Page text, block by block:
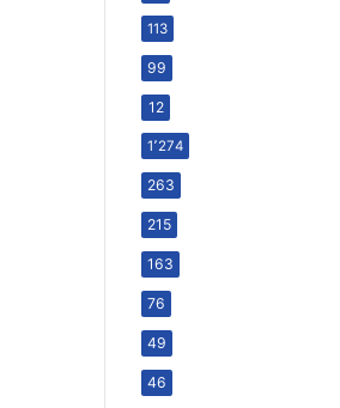
113
99
12
1٬274
263
215
163
76
49
46